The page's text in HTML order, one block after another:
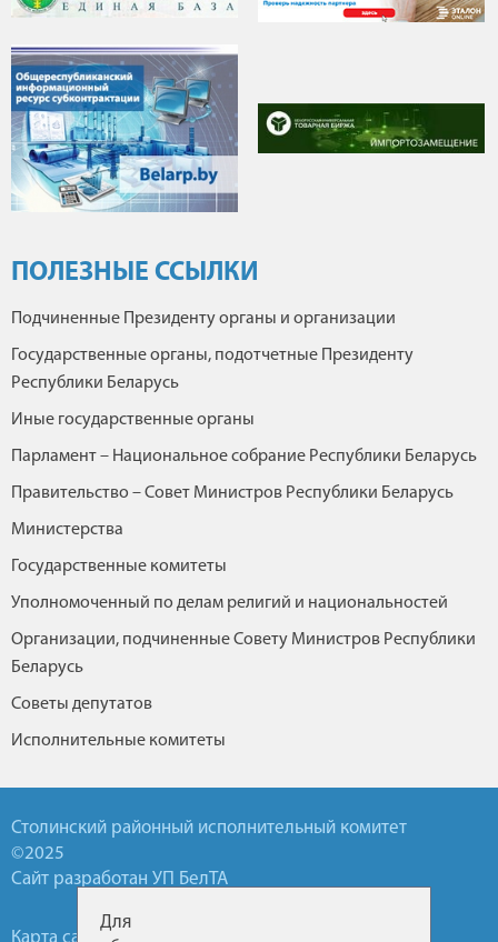
ПОЛЕЗНЫЕ ССЫЛКИ
Подчиненные Президенту органы и организации
Государственные органы, подотчетные Президенту
Республики Беларусь
Иные государственные органы
Парламент – Национальное собрание Республики Беларусь
Правительство – Совет Министров Республики Беларусь
Министерства
Государственные комитеты
Уполномоченный по делам религий и национальностей
Организации, подчиненные Совету Министров Республики
Беларусь
Советы депутатов
Исполнительные комитеты
Столинский районный исполнительный комитет
©2025
Сайт разработан УП БелТА
Для